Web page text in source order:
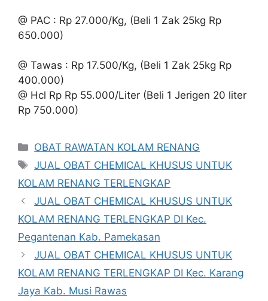
@ PAC : Rp 27.000/Kg, (Beli 1 Zak 25kg Rp
650.000)
@ Tawas : Rp 17.500/Kg, (Beli 1 Zak 25kg Rp
400.000)
@ Hcl Rp Rp 55.000/Liter (Beli 1 Jerigen 20 liter
Rp 750.000)
Kategori
OBAT RAWATAN KOLAM RENANG
Tag
JUAL OBAT CHEMICAL KHUSUS UNTUK
KOLAM RENANG TERLENGKAP
JUAL OBAT CHEMICAL KHUSUS UNTUK
KOLAM RENANG TERLENGKAP DI Kec.
Pegantenan Kab. Pamekasan
JUAL OBAT CHEMICAL KHUSUS UNTUK
KOLAM RENANG TERLENGKAP DI Kec. Karang
Jaya Kab. Musi Rawas